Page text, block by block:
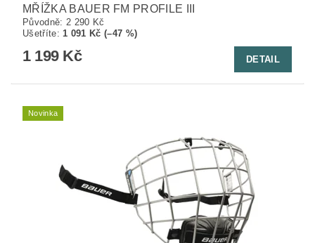
MŘÍŽKA BAUER FM PROFILE III
Původně: 2 290 Kč
Ušetříte:1 091 Kč (–47 %)
1 199 Kč DETAIL
Novinka